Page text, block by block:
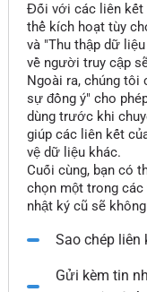
Đối với các liên kết
thể kích hoạt tùy
và "Thu thập dữ
về người truy cập
Ngoài ra, chúng tôi
sự đồng ý" cho
dùng trước khi
giúp các liên kết
vệ dữ liệu khác.
Cuối cùng, bạn có
chọn một trong các
nhật ký cũ sẽ
Sao chép liên
Gửi kèm tin